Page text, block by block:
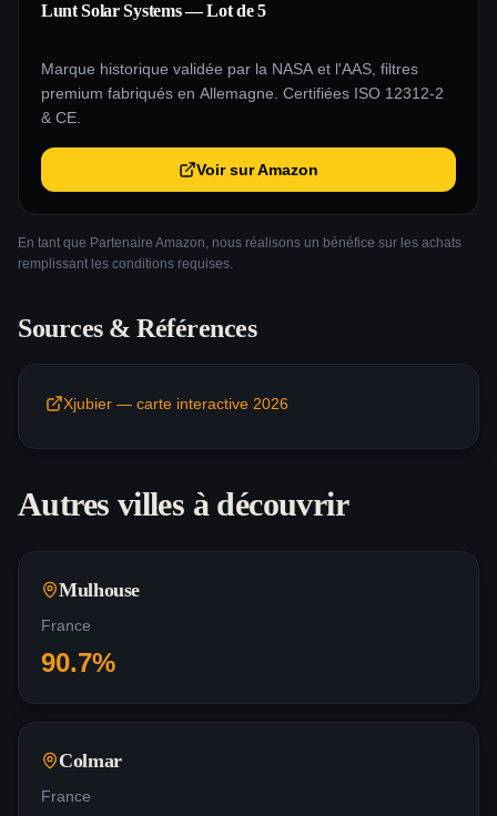
Lunt Solar Systems — Lot de 5
Marque historique validée par la NASA et l'AAS, filtres
premium fabriqués en Allemagne. Certifiées ISO 12312-2
& CE.
Voir sur Amazon
En tant que Partenaire Amazon, nous réalisons un bénéfice sur les achats
remplissant les conditions requises.
Sources & Références
Xjubier — carte interactive 2026
Autres villes à découvrir
Mulhouse
France
90.7%
Colmar
France